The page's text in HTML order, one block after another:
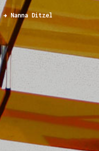
Nanna Ditzel